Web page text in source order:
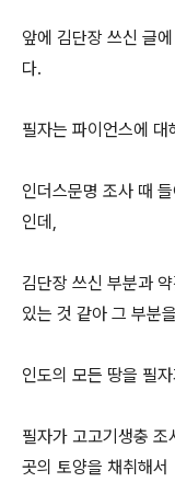
앞에 김단장 쓰신 글
다.
필자는 파이언스에
인더스문명 조사 때
인데,
김단장 쓰신 부분과
있는 것 같아 그 부분
인도의 모든 땅을 필
필자가 고고기생충
곳의 토양을 채취해서